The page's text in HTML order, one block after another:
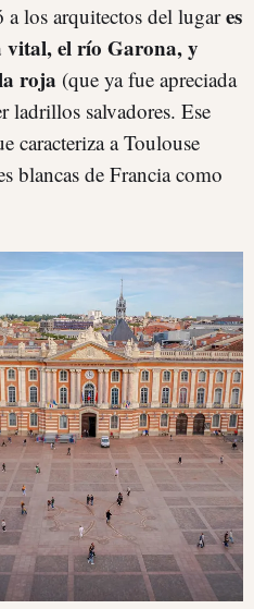
los arquitectos del lugares
vital, el río Garona, y
roja (que ya fue apreciada
ladrillos salvadores. Ese
caracteriza a Toulouse
blancas de Francia como